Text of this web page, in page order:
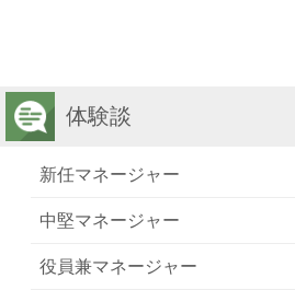
体験談
新任マネージャー
中堅マネージャー
役員兼マネージャー